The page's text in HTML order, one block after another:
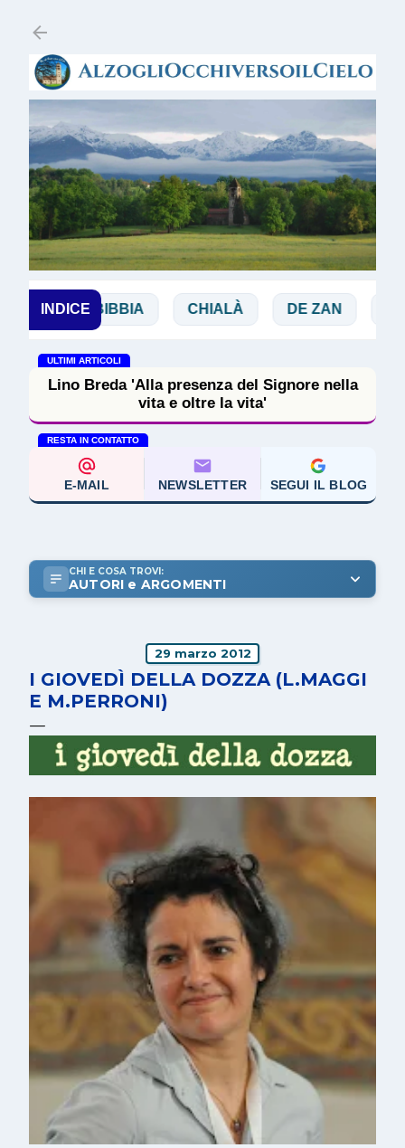
INDICEBIBBIA CHIALÀ DE ZAN
ULTIMI ARTICOLI
Lino Breda 'Alla presenza del Signore nella
vita e oltre la vita'
RESTA IN CONTATTO
E-MAIL NEWSLETTER SEGUI IL BLOG
CHI E COSA TROVI:
AUTORI e ARGOMENTI
29 marzo 2012
I GIOVEDÌ DELLA DOZZA (L.MAGGI
E M.PERRONI)